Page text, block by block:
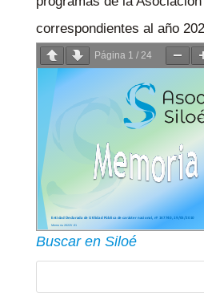
correspondientes al año
Página 1 / 24
Buscar en Siloé